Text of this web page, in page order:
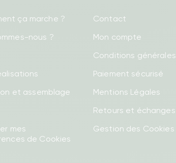
ça marche ?
nous ?
et assemblage
mes
de Cookies
Contact
Mon compte
Conditions générales
Paiement sécurisé
Mentions Légales
Retours et échanges
Gestion des Cookies